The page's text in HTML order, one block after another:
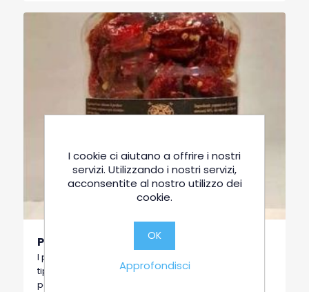
Peperone Crusco intero 150gr
I peperoni cruschi, cioè croccanti, sono una ricetta
tipica della cucina lucana, si tratta di una
particolare qualità di peperoni dolci a basso
I cookie ci aiutano a offrire i nostri
servizi. Utilizzando i nostri servizi,
acconsentite al nostro utilizzo dei
cookie.
OK
Approfondisci